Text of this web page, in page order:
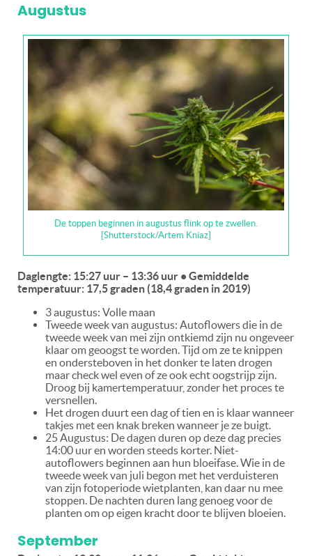
Augustus
De toppen beginnen in augustus flink op te zwellen.
[Shutterstock/Artem Kniaz]
Daglengte: 15:27 uur – 13:36 uur • Gemiddelde
temperatuur: 17,5 graden (18,4 graden in 2019)
3 augustus: Volle maan
Tweede week van augustus: Autoflowers die in de
tweede week van mei zijn ontkiemd zijn nu ongeveer
klaar om geoogst te worden. Tijd om ze te knippen
en ondersteboven in het donker te laten drogen
maar check wel even of ze ook echt oogstrijp zijn.
Droog bij kamertemperatuur, zonder het proces te
versnellen.
Het drogen duurt een dag of tien en is klaar wanneer
takjes met een knak breken wanneer je ze buigt.
25 Augustus: De dagen duren op deze dag precies
14:00 uur en worden steeds korter. Niet-
autoflowers beginnen aan hun bloeifase. Wie in de
tweede week van juli begon met het verduisteren
van zijn fotoperiode wietplanten, kan daar nu mee
stoppen. De nachten duren lang genoeg voor de
planten om op eigen kracht door te blijven bloeien.
September